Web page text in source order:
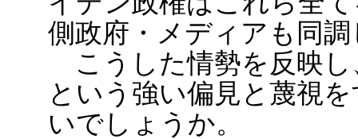
側政府・メディアも同
こうした情勢を反映し
という強い偏見と蔑視
いでしょうか。